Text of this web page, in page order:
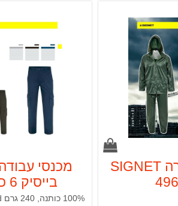
חליפת סערה SIGNET
מכנסי